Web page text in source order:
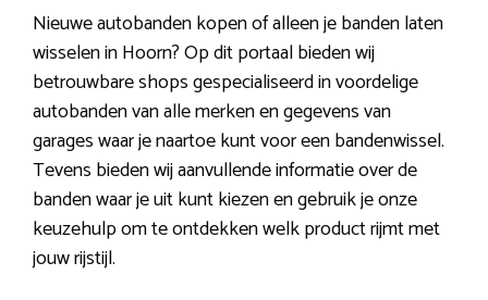
Nieuwe autobanden kopen of alleen je banden laten
wisselen in Hoorn? Op dit portaal bieden wij
betrouwbare shops gespecialiseerd in voordelige
autobanden van alle merken en gegevens van
garages waar je naartoe kunt voor een bandenwissel.
Tevens bieden wij aanvullende informatie over de
banden waar je uit kunt kiezen en gebruik je onze
keuzehulp om te ontdekken welk product rijmt met
jouw rijstijl.